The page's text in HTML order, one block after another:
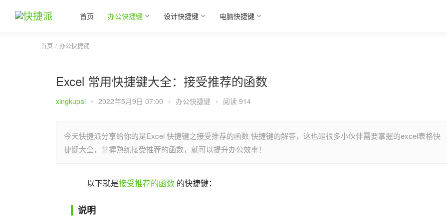
首页 办公快捷键 设计快捷键 电脑快捷键
首页 办公快捷键
Excel 常用快捷键大全：接受推荐的函数
xingkupai • 2022年5月9日 07:00 • 办公快捷键 • 阅读 914
今天快捷派分享给你的是Excel 快捷键之接受推荐的函数 快捷键的解答，这也是很多小伙伴需要掌握的excel表格快
捷键大全，掌握熟练接受推荐的函数，就可以提升办公效率！
以下就是接受推荐的函数 的快捷键：
说明